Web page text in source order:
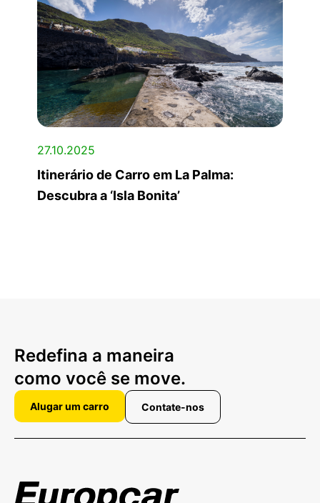
27.10.2025
Itinerário de Carro em La Palma:
Descubra a ‘Isla Bonita’
Redefina a maneira
como você se move.
Alugar um carro Contate-nos